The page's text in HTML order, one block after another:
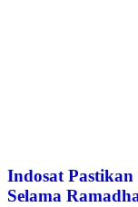
Indosat
Selama